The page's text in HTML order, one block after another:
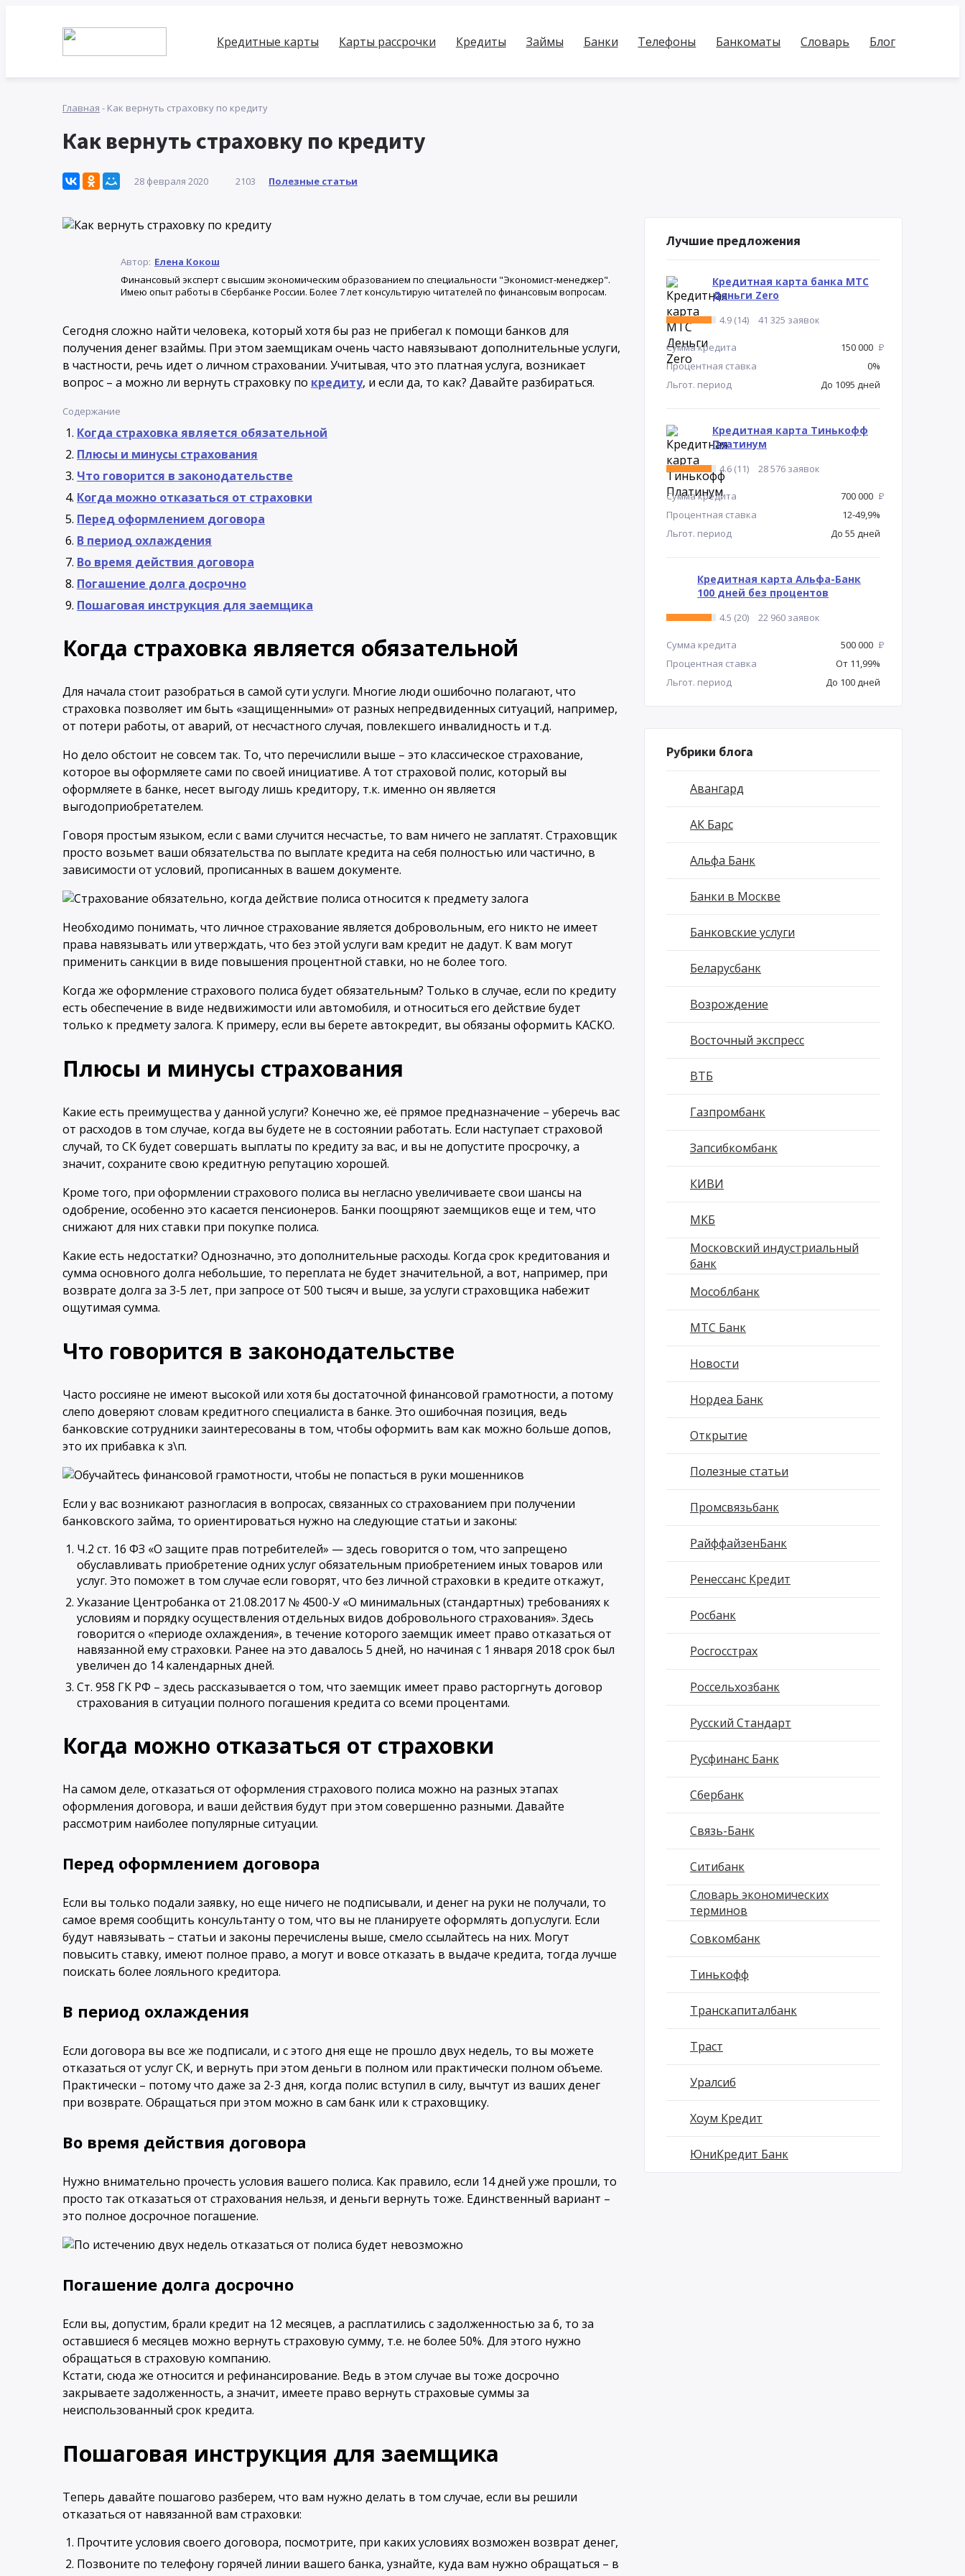
Кредитные карты Карты рассрочки Кредиты Займы Банки Телефоны Банкоматы Словарь Блог
Главная - Как вернуть страховку по кредиту
Как вернуть страховку по кредиту
28 февраля 2020 2103 Полезные статьи
Автор: Елена Кокош
Финансовый эксперт с высшим экономическим образованием по специальности "Экономист-менеджер".
Имею опыт работы в Сбербанке России. Более 7 лет консультирую читателей по финансовым вопросам.
Сегодня сложно найти человека, который хотя бы раз не прибегал к помощи банков для
получения денег взаймы. При этом заемщикам очень часто навязывают дополнительные услуги,
в частности, речь идет о личном страховании. Учитывая, что это платная услуга, возникает
вопрос – а можно ли вернуть страховку по кредиту, и если да, то как? Давайте разбираться.
Содержание
Когда страховка является обязательной
Плюсы и минусы страхования
Что говорится в законодательстве
Когда можно отказаться от страховки
Перед оформлением договора
В период охлаждения
Во время действия договора
Погашение долга досрочно
Пошаговая инструкция для заемщика
Когда страховка является обязательной
Для начала стоит разобраться в самой сути услуги. Многие люди ошибочно полагают, что
страховка позволяет им быть «защищенными» от разных непредвиденных ситуаций, например,
от потери работы, от аварий, от несчастного случая, повлекшего инвалидность и т.д.
Но дело обстоит не совсем так. То, что перечислили выше – это классическое страхование,
которое вы оформляете сами по своей инициативе. А тот страховой полис, который вы
оформляете в банке, несет выгоду лишь кредитору, т.к. именно он является
выгодоприобретателем.
Говоря простым языком, если с вами случится несчастье, то вам ничего не заплатят. Страховщик
просто возьмет ваши обязательства по выплате кредита на себя полностью или частично, в
зависимости от условий, прописанных в вашем документе.
Необходимо понимать, что личное страхование является добровольным, его никто не имеет
права навязывать или утверждать, что без этой услуги вам кредит не дадут. К вам могут
применить санкции в виде повышения процентной ставки, но не более того.
Когда же оформление страхового полиса будет обязательным? Только в случае, если по кредиту
есть обеспечение в виде недвижимости или автомобиля, и относиться его действие будет
только к предмету залога. К примеру, если вы берете автокредит, вы обязаны оформить КАСКО.
Плюсы и минусы страхования
Какие есть преимущества у данной услуги? Конечно же, её прямое предназначение – уберечь вас
от расходов в том случае, когда вы будете не в состоянии работать. Если наступает страховой
случай, то СК будет совершать выплаты по кредиту за вас, и вы не допустите просрочку, а
значит, сохраните свою кредитную репутацию хорошей.
Кроме того, при оформлении страхового полиса вы негласно увеличиваете свои шансы на
одобрение, особенно это касается пенсионеров. Банки поощряют заемщиков еще и тем, что
снижают для них ставки при покупке полиса.
Какие есть недостатки? Однозначно, это дополнительные расходы. Когда срок кредитования и
сумма основного долга небольшие, то переплата не будет значительной, а вот, например, при
возврате долга за 3-5 лет, при запросе от 500 тысяч и выше, за услуги страховщика набежит
ощутимая сумма.
Что говорится в законодательстве
Часто россияне не имеют высокой или хотя бы достаточной финансовой грамотности, а потому
слепо доверяют словам кредитного специалиста в банке. Это ошибочная позиция, ведь
банковские сотрудники заинтересованы в том, чтобы оформить вам как можно больше допов,
это их прибавка к з\п.
Если у вас возникают разногласия в вопросах, связанных со страхованием при получении
банковского займа, то ориентироваться нужно на следующие статьи и законы:
Ч.2 ст. 16 ФЗ «О защите прав потребителей» — здесь говорится о том, что запрещено
обуславливать приобретение одних услуг обязательным приобретением иных товаров или
услуг. Это поможет в том случае если говорят, что без личной страховки в кредите откажут,
Указание Центробанка от 21.08.2017 № 4500-У «О минимальных (стандартных) требованиях к
условиям и порядку осуществления отдельных видов добровольного страхования». Здесь
говорится о «периоде охлаждения», в течение которого заемщик имеет право отказаться от
навязанной ему страховки. Ранее на это давалось 5 дней, но начиная с 1 января 2018 срок был
увеличен до 14 календарных дней.
Ст. 958 ГК РФ – здесь рассказывается о том, что заемщик имеет право расторгнуть договор
страхования в ситуации полного погашения кредита со всеми процентами.
Когда можно отказаться от страховки
На самом деле, отказаться от оформления страхового полиса можно на разных этапах
оформления договора, и ваши действия будут при этом совершенно разными. Давайте
рассмотрим наиболее популярные ситуации.
Перед оформлением договора
Если вы только подали заявку, но еще ничего не подписывали, и денег на руки не получали, то
самое время сообщить консультанту о том, что вы не планируете оформлять доп.услуги. Если
будут навязывать – статьи и законы перечислены выше, смело ссылайтесь на них. Могут
повысить ставку, имеют полное право, а могут и вовсе отказать в выдаче кредита, тогда лучше
поискать более лояльного кредитора.
В период охлаждения
Если договора вы все же подписали, и с этого дня еще не прошло двух недель, то вы можете
отказаться от услуг СК, и вернуть при этом деньги в полном или практически полном объеме.
Практически – потому что даже за 2-3 дня, когда полис вступил в силу, вычтут из ваших денег
при возврате. Обращаться при этом можно в сам банк или к страховщику.
Во время действия договора
Нужно внимательно прочесть условия вашего полиса. Как правило, если 14 дней уже прошли, то
просто так отказаться от страхования нельзя, и деньги вернуть тоже. Единственный вариант –
это полное досрочное погашение.
Погашение долга досрочно
Если вы, допустим, брали кредит на 12 месяцев, а расплатились с задолженностью за 6, то за
оставшиеся 6 месяцев можно вернуть страховую сумму, т.е. не более 50%. Для этого нужно
обращаться в страховую компанию.
Кстати, сюда же относится и рефинансирование. Ведь в этом случае вы тоже досрочно
закрываете задолженность, а значит, имеете право вернуть страховые суммы за
неиспользованный срок кредита.
Пошаговая инструкция для заемщика
Теперь давайте пошагово разберем, что вам нужно делать в том случае, если вы решили
отказаться от навязанной вам страховки:
Прочтите условия своего договора, посмотрите, при каких условиях возможен возврат денег,
Позвоните по телефону горячей линии вашего банка, узнайте, куда вам нужно обращаться – в
Лучшие предложения
Кредитная карта банка МТС
Деньги Zero
4.9 (14) 41 325 заявок
Сумма кредита 150 000 Р
Процентная ставка
0%
Льгот. период
До 1095 дней
Кредитная карта Тинькофф
Платинум
4.6 (11) 28 576 заявок
Сумма кредита 700 000 Р
Процентная ставка
12-49,9%
Льгот. период
До 55 дней
Кредитная карта Альфа-Банк
100 дней без процентов
4.5 (20) 22 960 заявок
Сумма кредита 500 000 Р
Процентная ставка
От 11,99%
Льгот. период
До 100 дней
Рубрики блога
Авангард
АК Барс
Альфа Банк
Банки в Москве
Банковские услуги
Беларусбанк
Возрождение
Восточный экспресс
ВТБ
Газпромбанк
Запсибкомбанк
КИВИ
МКБ
Московский индустриальный
банк
Мособлбанк
МТС Банк
Новости
Нордеа Банк
Открытие
Полезные статьи
Промсвязьбанк
РайффайзенБанк
Ренессанс Кредит
Росбанк
Росгосстрах
Россельхозбанк
Русский Стандарт
Русфинанс Банк
Сбербанк
Связь-Банк
Ситибанк
Словарь экономических
терминов
Совкомбанк
Тинькофф
Транскапиталбанк
Траст
Уралсиб
Хоум Кредит
ЮниКредит Банк